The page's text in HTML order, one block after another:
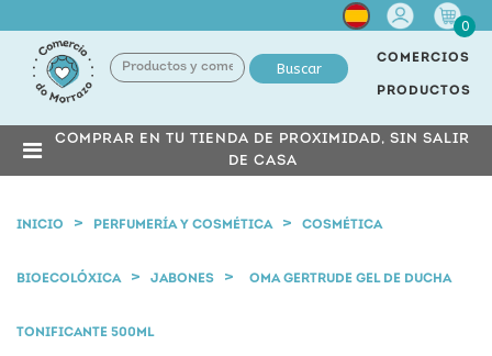
Cuenta
0
Buscar
COMERCIOS
PRODUCTOS
COMPRAR EN TU TIENDA DE PROXIMIDAD, SIN SALIR
DE CASA
INICIO PERFUMERÍA Y COSMÉTICA COSMÉTICA
BIOECOLÓXICA JABONES OMA GERTRUDE GEL DE DUCHA
TONIFICANTE 500ML